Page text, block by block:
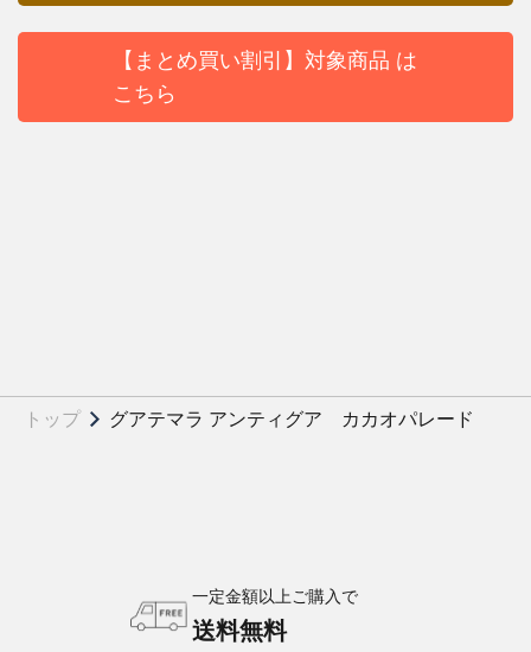
【まとめ買い割引】対象商品 は
こちら
トップ グアテマラ アンティグア カカオパレード
一定金額以上ご購入で
送料無料